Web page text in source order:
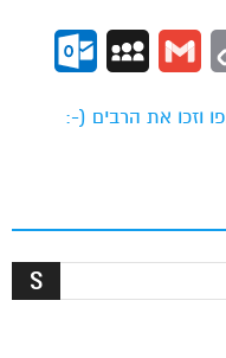
Copy
Gmail
MySpace
וזכו את הרבים (-: